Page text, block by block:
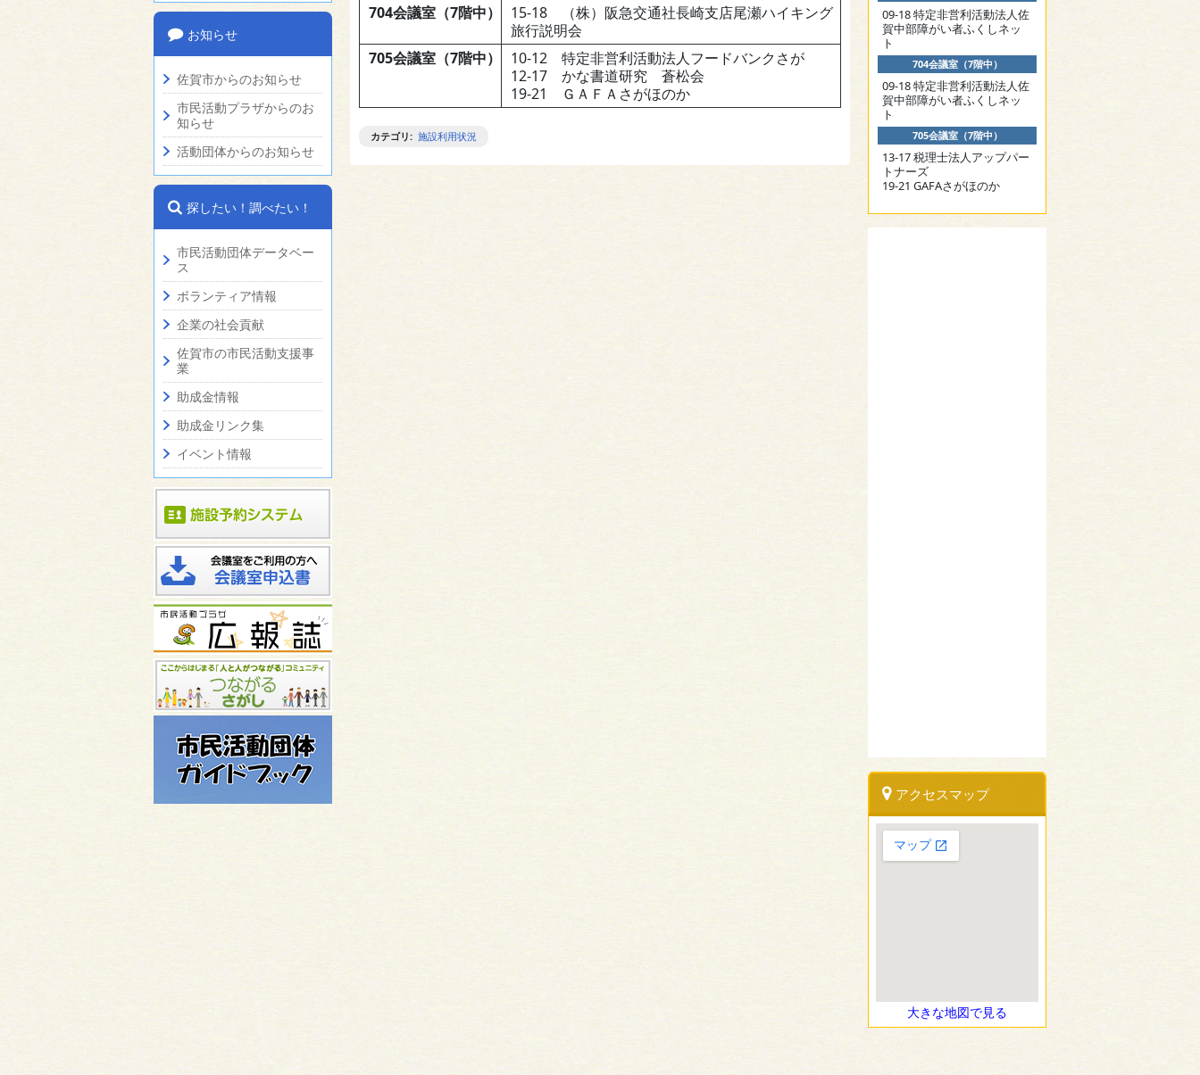
お知らせ
佐賀市からのお知らせ
市民活動プラザからのお
知らせ
活動団体からのお知らせ
探したい！調べたい！
市民活動団体データベー
ス
ボランティア情報
企業の社会貢献
佐賀市の市民活動支援事
業
助成金情報
助成金リンク集
イベント情報
704会議室（7階中）
15-18 （株）阪急交通社長崎支店尾瀬ハイキング
旅行説明会
705会議室（7階中）
10-12 特定非営利活動法人フードバンクさが
12-17 かな書道研究 蒼松会
19-21 ＧＡＦＡさがほのか
カテゴリ: 施設利用状況
09-18 特定非営利活動法人佐
賀中部障がい者ふくしネッ
ト
704会議室（7階中）
09-18 特定非営利活動法人佐
賀中部障がい者ふくしネッ
ト
705会議室（7階中）
13-17 税理士法人アップパー
トナーズ
19-21 GAFAさがほのか
アクセスマップ
大きな地図で見る